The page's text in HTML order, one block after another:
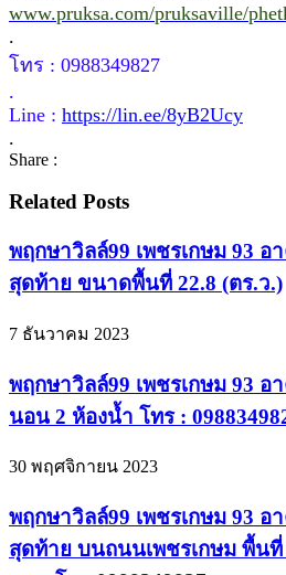
www.pruksa.com/pruksaville/
.
โทร : 0988349827
.
Line : https://lin.ee/8yB2Ucy
.
Share :
Related Posts
พฤกษาวิลล์99 เพชรเกษม 93
สุดท้าย ขนาดพื้นที่ 22.8 (ตร.ว.)
7 ธันวาคม 2023
พฤกษาวิลล์99 เพชรเกษม 93
นอน 2 ห้องน้ำ โทร :
30 พฤศจิกายน 2023
พฤกษาวิลล์99 เพชรเกษม 93
สุดท้าย บนถนนเพชรเกษม พื้นที่